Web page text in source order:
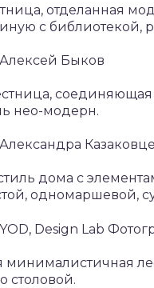
отделанная
с библиотекой,
Быков
нео-модерн.
Александра
дома с
одномаршевой,
Design Lab
столовой.